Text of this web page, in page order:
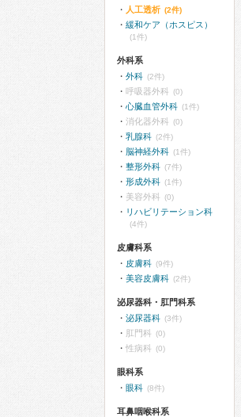
人工透析 (2件)
緩和ケア（ホスピス）
(1件)
外科系
外科 (2件)
呼吸器外科 (0)
心臓血管外科 (1件)
消化器外科 (0)
乳腺科 (2件)
脳神経外科 (1件)
整形外科 (7件)
形成外科 (1件)
美容外科 (0)
リハビリテーション科
(4件)
皮膚科系
皮膚科 (9件)
美容皮膚科 (2件)
泌尿器科・肛門科系
泌尿器科 (3件)
肛門科 (0)
性病科 (0)
眼科系
眼科 (8件)
耳鼻咽喉科系